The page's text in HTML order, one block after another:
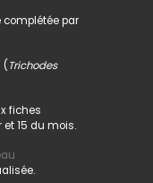
par
( Trichodes
fiches
15 du mois.